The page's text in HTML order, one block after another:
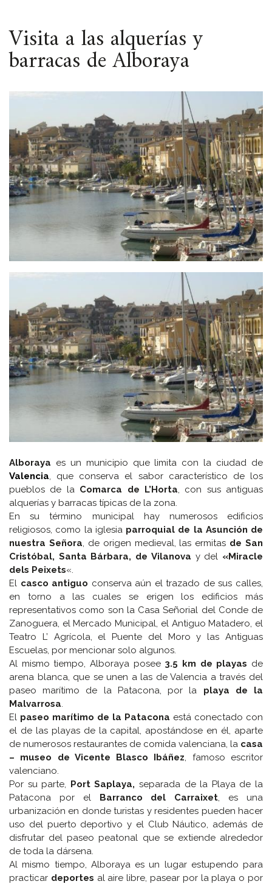
ESPACIO
Visita a las alquerías y
barracas de Alboraya
Alboraya es un municipio que limita con la ciudad de
Valencia , que conserva el sabor característico de los
pueblos de la Comarca de L’Horta , con sus antiguas
alquerías y barracas típicas de la zona.
En su término municipal hay numerosos edificios
religiosos, como la iglesia parroquial de la Asunción de
nuestra Señora , de origen medieval, las ermitas de San
Cristóbal, Santa Bárbara, de Vilanova y del «Miracle
dels Peixets«.
El casco antiguo conserva aún el trazado de sus calles,
en torno a las cuales se erigen los edificios más
representativos como son la Casa Señorial del Conde de
Zanoguera, el Mercado Municipal, el Antiguo Matadero, el
Teatro L’ Agrícola, el Puente del Moro y las Antiguas
Escuelas, por mencionar solo algunos.
Al mismo tiempo, Alboraya posee 3.5 km de playas de
arena blanca, que se unen a las de Valencia a través del
paseo marítimo de la Patacona, por la playa de la
Malvarrosa
El paseo marítimo de la Patacona está conectado con
el de las playas de la capital, apostándose en él, aparte
de numerosos restaurantes de comida valenciana, la casa
– museo de Vicente Blasco Ibáñez , famoso escritor
valenciano.
Por su parte, Port Saplaya, separada de la Playa de la
Patacona por el Barranco del Carraixet , es una
urbanización en donde turistas y residentes pueden hacer
uso del puerto deportivo y el Club Náutico, además de
disfrutar del paseo peatonal que se extiende alrededor
de toda la dársena.
Al mismo tiempo, Alboraya es un lugar estupendo para
practicar deportes al aire libre, pasear por la playa o por